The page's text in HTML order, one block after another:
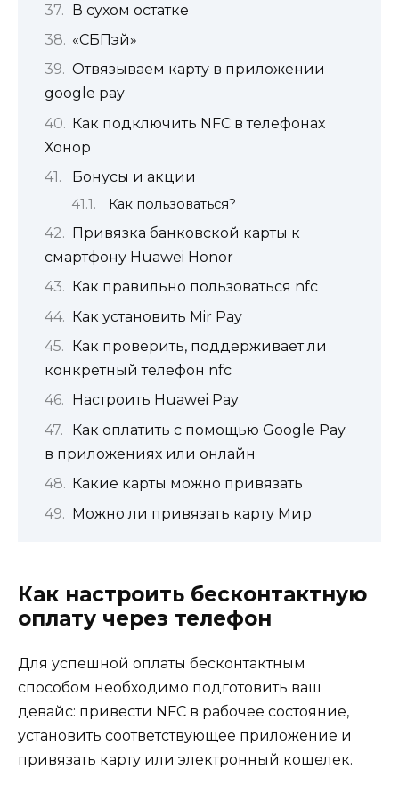
В сухом остатке
«СБПэй»
Отвязываем карту в приложении
google pay
Как подключить NFC в телефонах
Хонор
Бонусы и акции
Как пользоваться?
Привязка банковской карты к
смартфону Huawei Honor
Как правильно пользоваться nfc
Как установить Mir Pay
Как проверить, поддерживает ли
конкретный телефон nfc
Настроить Huawei Pay
Как оплатить с помощью Google Pay
в приложениях или онлайн
Какие карты можно привязать
Можно ли привязать карту Мир
Как настроить бесконтактную
оплату через телефон
Для успешной оплаты бесконтактным
способом необходимо подготовить ваш
девайс: привести NFC в рабочее состояние,
установить соответствующее приложение и
привязать карту или электронный кошелек.